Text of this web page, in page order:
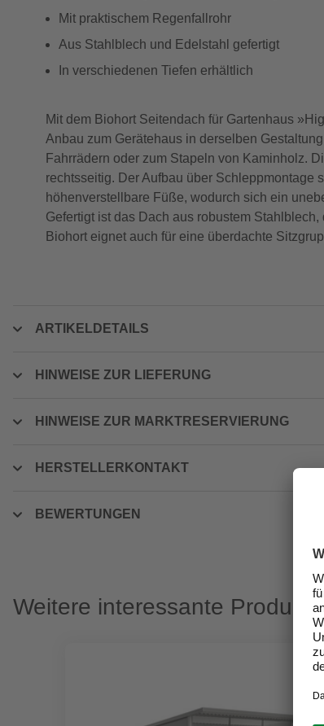
Mit praktischem Regenfallrohr
Aus Stahlblech und Edelstahl gefertigt
In verschiedenen Tiefen erhältlich
Mit dem Biohort Seitendach für Gartenhaus
Anbau zum Gerätehaus in derselben
Fahrrädern oder zum Stapeln von Kaminholz.
rechtsseitig. Der Aufbau über Schleppmontage
höhenverstellbare Füße, wodurch sich ein
Gefertigt ist das Dach aus robustem
Biohort eignet auch für eine überdachte
ARTIKELDETAILS
HINWEISE ZUR LIEFERUNG
HINWEISE ZUR MARKTRESERVIERUNG
HERSTELLERKONTAKT
BEWERTUNGEN
Weitere interessante Produkte